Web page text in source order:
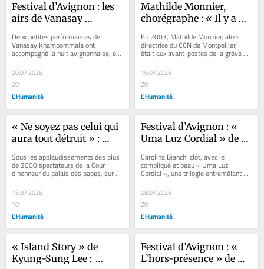
Festival d’Avignon : les
airs de Vanasay
traverser la nuit
Deux petites performances de
Vanasay Khampommala ont
accompagné la nuit avignonnaise, en
douceur et en intelligence. Présenté
dans la boîte noire...
20.07.2026
20
L'Humanité
Mathilde Monnier,
chorégraphe : « Il y a
l’ambition culturelle
française »
En 2003, Mathilde Monnier, alors
directrice du CCN de Montpellier,
était aux avant-postes de la grève
lancée contre la réforme de...
16.07.2026
20
L'Humanité
« Ne soyez pas celui qui
aura tout détruit » :
interpellé par une
assemblée d’artistes et
d’Avignon.
Sous les applaudissements des plus
de 2000 spectateurs de la Cour
d’honneur du palais des papes, sur un
plateau rempli d’artistes, équipes...
13.07.2026
10
L'Humanité
Festival d’Avignon : «
Uma Luz Cordial » de
revenue du bout de
l’enfer
Carolina Bianchi clôt, avec le
compliqué et beau « Uma Luz
Cordial », une trilogie entremêlant
l’art, l’écriture et la violence.
Avignon...
08.07.2026
20
L'Humanité
« Island Story » de
Kyung-Sung Lee :
Festival d’Avignon : «
L’hors-présence » de